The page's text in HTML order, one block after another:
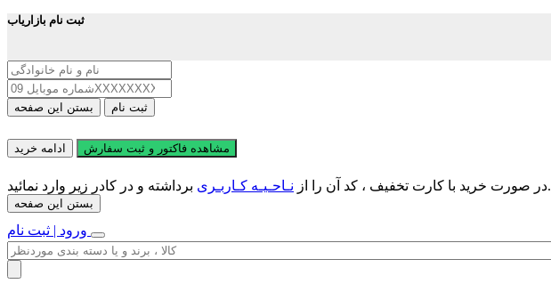
ثبت نام بازاریاب
بستن این صفحه ثبت نام
ادامه خرید مشاهده فاکتور و ثبت سفارش
در صورت خرید با کارت تخفیف ، کد آن را از نـاحـیـه کـاربـری برداشته و در کادر زیر وارد نمائید.
بستن این صفحه